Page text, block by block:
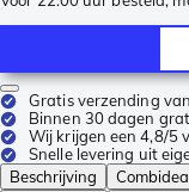
Gratis verzending
Binnen 30 dagen
Wij krijgen een 4,8/5
Snelle levering uit
Beschrijving